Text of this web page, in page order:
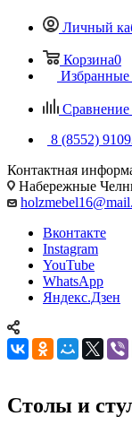
Личный
Корзина0
Избранные
Сравнение
8 (8552)
Контактная
Набережные
Вконтакте
Instagram
YouTube
WhatsApp
Яндекс.Дзен
Столы и